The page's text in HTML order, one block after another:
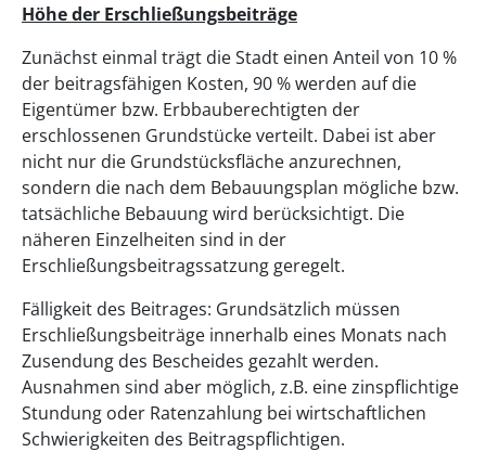
Höhe der Erschließungsbeiträge
Zunächst einmal trägt die Stadt einen Anteil von 10 %
der beitragsfähigen Kosten, 90 % werden auf die
Eigentümer bzw. Erbbauberechtigten der
erschlossenen Grundstücke verteilt. Dabei ist aber
nicht nur die Grundstücksfläche anzurechnen,
sondern die nach dem Bebauungsplan mögliche bzw.
tatsächliche Bebauung wird berücksichtigt. Die
näheren Einzelheiten sind in der
Erschließungsbeitragssatzung geregelt.
Fälligkeit des Beitrages: Grundsätzlich müssen
Erschließungsbeiträge innerhalb eines Monats nach
Zusendung des Bescheides gezahlt werden.
Ausnahmen sind aber möglich, z.B. eine zinspflichtige
Stundung oder Ratenzahlung bei wirtschaftlichen
Schwierigkeiten des Beitragspflichtigen.